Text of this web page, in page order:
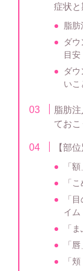
症状と
脂
ダ
目安
ダ
いこ
脂肪
ておこ
【部
「
「
「
イム
「
「
「